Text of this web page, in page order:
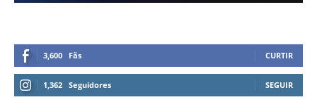
3,600 Fãs CURTIR
1,362 Seguidores SEGUIR